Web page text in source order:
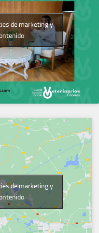
de marketing y
de marketing y